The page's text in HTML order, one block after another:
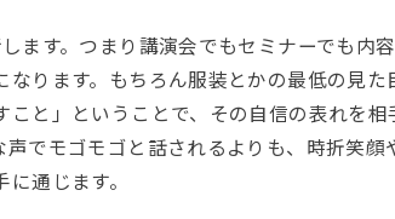
ます。つまり講演会でもセミナーでも内
なります。もちろん服装とかの最低の見
こと」ということで、その自信の表れを
声でモゴモゴと話されるよりも、時折笑顔
に通じます。